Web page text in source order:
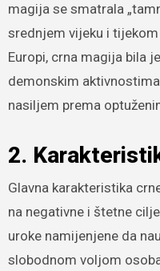
magija se smatrala
srednjem vijeku i
Europi, crna magija bila
demonskim
nasiljem prema
2.
Glavna karakteristika
na negativne i štetne
uroke namijenjene da
slobodnom voljom